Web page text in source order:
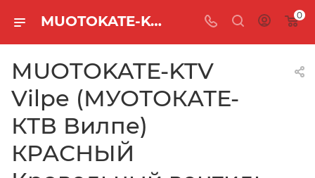
MUOTOKATE-KTV Vilpe (МУОТОКАТЕ-КТВ Вилпе) КРАСНЫЙ Кровельный вентиль для металлочерепицы (при монтаже и на готовую) 0
MUOTOKATE-KTV
Vilpe (МУОТОКАТЕ-
КТВ Вилпе)
КРАСНЫЙ